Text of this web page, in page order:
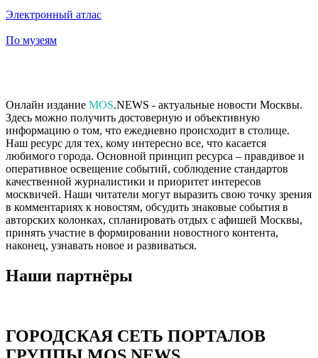
Электронный атлас
По музеям
Онлайн издание MOS.NEWS - актуальные новости Москвы.
Здесь можно получить достоверную и объективную
информацию о том, что ежедневно происходит в столице.
Наш ресурс для тех, кому интересно все, что касается
любимого города. Основной принцип ресурса – правдивое и
оперативное освещение событий, соблюдение стандартов
качественной журналистики и приоритет интересов
москвичей. Наши читатели могут выразить свою точку зрения
в комментариях к новостям, обсудить знаковые события в
авторских колонках, спланировать отдых с афишей Москвы,
принять участие в формировании новостного контента,
наконец, узнавать новое и развиваться.
Наши партнёры
ГОРОДСКАЯ СЕТЬ ПОРТАЛОВ